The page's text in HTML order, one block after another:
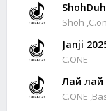
Shoh
Janji
C.ONE
Лай лай
C.ONE